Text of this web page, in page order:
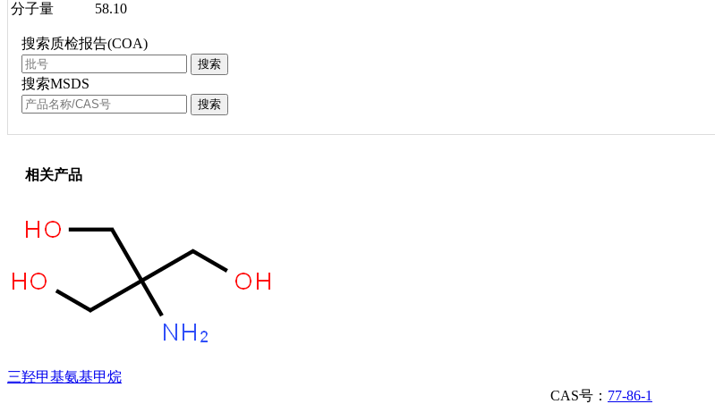
分子量
58.10
搜索质检报告(COA)
搜索
搜索MSDS
搜索
相关产品
三羟甲基氨基甲烷
CAS号： 77-86-1